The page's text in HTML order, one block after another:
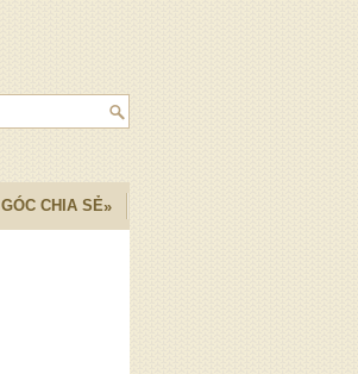
GÓC CHIA SẺ»